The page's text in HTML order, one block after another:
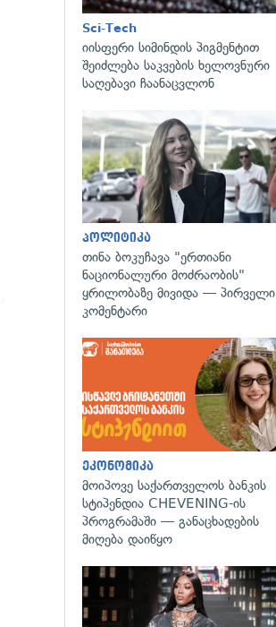
Sci-Tech
იისფერი სიმინდის პიგმენტით
შეიძლება საკვების ხელოვნური
საღებავი ჩაანაცვლონ
პოლიტიკა
თინა ბოკუჩავა "ერთიანი
ნაციონალური მოძრაობის"
ყრილობაზე მივიდა — პირველი
კომენტარი
ეკონომიკა
მოიპოვე საქართველოს ბანკის
სტიპენდია CHEVENING-ის
პროგრამაში — განაცხადების
მიღება დაიწყო